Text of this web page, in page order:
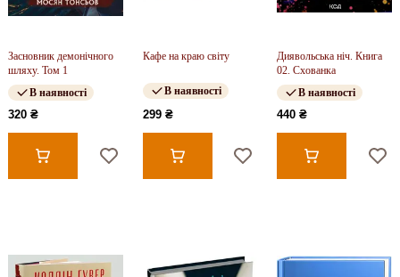
Засновник демонічного
шляху. Том 1
В наявності
320 ₴
Кафе на краю світу
В наявності
299 ₴
Диявольська ніч. Книга
02. Схованка
В наявності
440 ₴